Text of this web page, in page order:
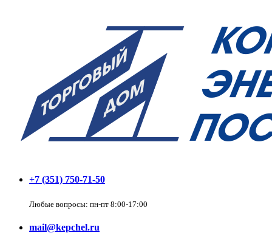
+7 (351) 750-71-50
Любые вопросы: пн-пт 8:00-17:00
mail@kepchel.ru